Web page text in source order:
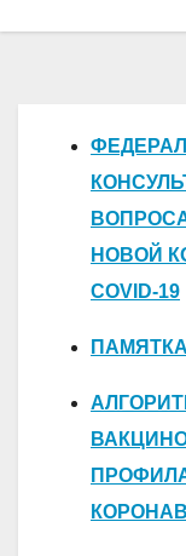
НОВОЙ
COVID-19